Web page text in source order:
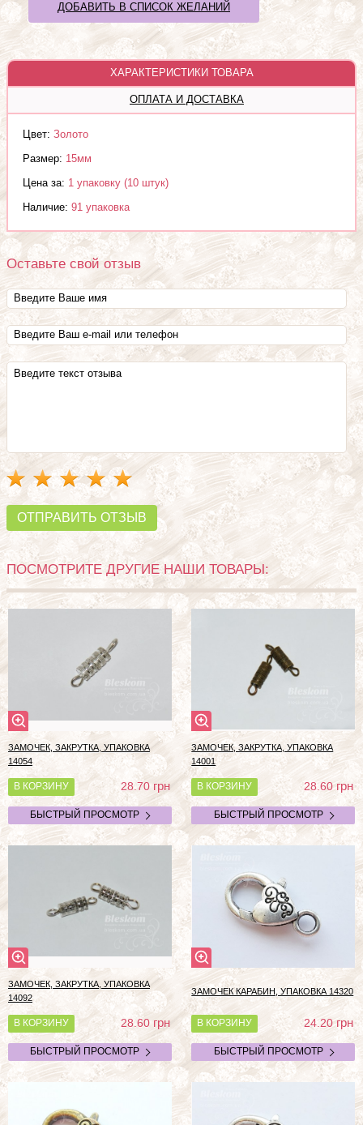
ДОБАВИТЬ В СПИСОК ЖЕЛАНИЙ
ХАРАКТЕРИСТИКИ ТОВАРА
ОПЛАТА И ДОСТАВКА
Цвет: Золото
Размер: 15мм
Цена за: 1 упаковку (10 штук)
Наличие: 91 упаковка
Оставьте свой отзыв
ОТПРАВИТЬ ОТЗЫВ
ПОСМОТРИТЕ ДРУГИЕ НАШИ ТОВАРЫ:
ЗАМОЧЕК, ЗАКРУТКА, УПАКОВКА
14054
В КОРЗИНУ 28.70грн
БЫСТРЫЙ ПРОСМОТР
ЗАМОЧЕК, ЗАКРУТКА, УПАКОВКА
14001
В КОРЗИНУ 28.60грн
БЫСТРЫЙ ПРОСМОТР
ЗАМОЧЕК, ЗАКРУТКА, УПАКОВКА
14092
В КОРЗИНУ 28.60грн
БЫСТРЫЙ ПРОСМОТР
ЗАМОЧЕК КАРАБИН, УПАКОВКА 14320
В КОРЗИНУ 24.20грн
БЫСТРЫЙ ПРОСМОТР